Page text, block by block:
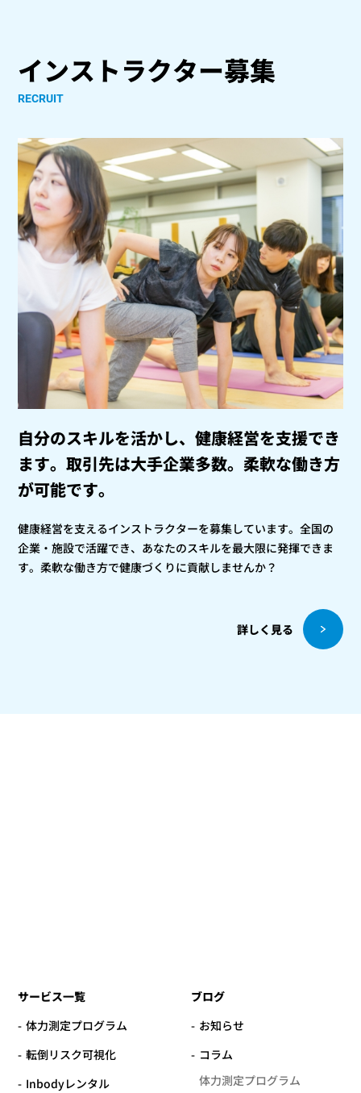
インストラクター募集
RECRUIT
自分のスキルを活かし、健康経営を支援でき
ます。取引先は大手企業多数。柔軟な働き方
が可能です。
健康経営を支えるインストラクターを募集しています。全国の
企業・施設で活躍でき、あなたのスキルを最大限に発揮できま
す。柔軟な働き方で健康づくりに貢献しませんか？
詳しく見る
サービス一覧
体力測定プログラム
転倒リスク可視化
Inbodyレンタル
ブログ
お知らせ
コラム
体力測定プログラム